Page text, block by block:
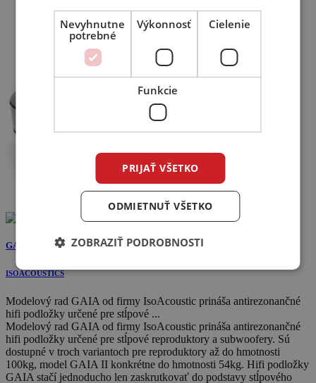
GAIA II
ISOACOUSTICS
Modelový rad GAIA od firmy IsoAcoustic prináša antirezonančné
hifi podložky určené pre stĺpové ...
Modelový rad GAIA od firmy IsoAcoustic prináša antirezonančné
hifi podložky určené pre stĺpové reproduktory a subwoofery. Sú
dostupné v troch variantoch pre reproduktory až do hmotnosti
100kg, model GAIA II konkrétne do hmotnosti 54kg. Hifi podložky
GAIA stačí jednoducho len zaskrutkovať do podstavy stĺpového
Nevyhnutne
potrebné
Výkonnosť Cielenie
Funkcie
PRIJAŤ VŠETKO
ODMIETNUŤ VŠETKO
ZOBRAZIŤ PODROBNOSTI